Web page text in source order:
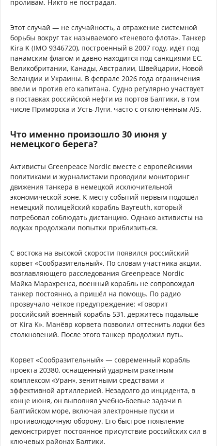
проливам. Никто не пострадал.
Этот случай — не случайность, а отражение системной
борьбы вокруг так называемого «теневого флота». Танкер
Kira K (IMO 9346720), построенный в 2007 году, идёт под
панамским флагом и давно находится под санкциями ЕС,
Великобритании, Канады, Австралии, Швейцарии, Новой
Зеландии и Украины. В феврале 2026 года ограничения
ввели и против его капитана. Судно регулярно участвует
в поставках российской нефти из портов Балтики, в том
числе Приморска и Усть-Луги, часто с отключённым AIS.
Что именно произошло 30 июня у
немецкого берега?
Активисты Greenpeace Nordic вместе с европейскими
политиками и журналистами проводили мониторинг
движения танкера в немецкой исключительной
экономической зоне. К месту событий первым подошёл
немецкий полицейский корабль Bayreuth, который
потребовал соблюдать дистанцию. Однако активисты на
лодках продолжали попытки приблизиться.
С востока на высокой скорости появился российский
корвет «Сообразительный». По словам участника акции,
возглавляющего расследования Greenpeace Nordic
Майка Марахренса, военный корабль не сопровождал
танкер постоянно, а пришёл на помощь. По радио
прозвучало чёткое предупреждение: «Говорит
российский военный корабль 531, держитесь подальше
от Kira K». Манёвр корвета позволил оттеснить лодки без
столкновений. После этого танкер продолжил путь.
Корвет «Сообразительный» — современный корабль
проекта 20380, оснащённый ударным ракетным
комплексом «Уран», зенитными средствами и
эффективной артиллерией. Незадолго до инцидента, в
конце июня, он выполнял учебно-боевые задачи в
Балтийском море, включая электронные пуски и
противолодочную оборону. Его быстрое появление
демонстрирует постоянное присутствие российских сил в
ключевых районах Балтики.